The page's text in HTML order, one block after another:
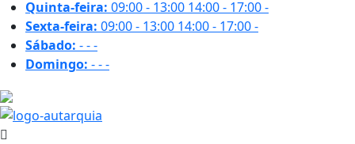
Quinta-feira: 09:00 - 13:00 14:00 - 17:00-
Sexta-feira: 09:00 - 13:00 14:00 - 17:00-
Sábado: ---
Domingo: ---